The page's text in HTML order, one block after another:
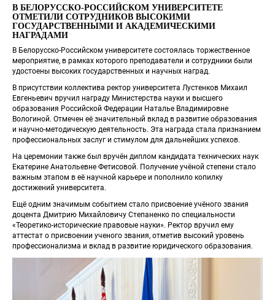
В БЕЛОРУССКО‑РОССИЙСКОМ УНИВЕРСИТЕТЕ
ОТМЕТИЛИ СОТРУДНИКОВ ВЫСОКИМИ
ГОСУДАРСТВЕННЫМИ И АКАДЕМИЧЕСКИМИ
НАГРАДАМИ
В Белорусско‑Российском университете состоялась торжественное
мероприятие, в рамках которого преподаватели и сотрудники были
удостоены высоких государственных и научных наград.
В присутствии коллектива ректор университета Лустенков Михаил
Евгеньевич вручил награду Министерства науки и высшего
образования Российской Федерации Наталье Владимировне
Вологиной. Отмечен её значительный вклад в развитие образования
и научно‑методическую деятельность. Эта награда стала признанием
профессиональных заслуг и стимулом для дальнейших успехов.
На церемонии также был вручён диплом кандидата технических наук
Екатерине Анатольевне Фетисовой. Получение учёной степени стало
важным этапом в её научной карьере и пополнило копилку
достижений университета.
Ещё одним значимым событием стало присвоение учёного звания
доцента Дмитрию Михайловичу Степаненко по специальности
«Теоретико‑исторические правовые науки». Ректор вручил ему
аттестат о присвоении ученого звания, отметив высокий уровень
профессионализма и вклад в развитие юридического образования.